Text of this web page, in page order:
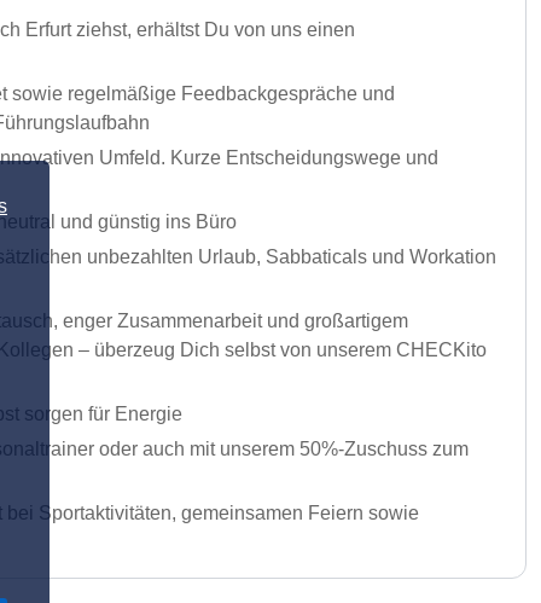
Erfurt ziehst, erhältst Du von uns einen
regelmäßige Feedbackgespräche und
Umfeld. Kurze Entscheidungswege und
und günstig ins Büro
unbezahlten Urlaub, Sabbaticals und Workation
enger Zusammenarbeit und großartigem
– überzeug Dich selbst von unserem CHECKito
sorgen für Energie
oder auch mit unserem 50%-Zuschuss zum
Sportaktivitäten, gemeinsamen Feiern sowie